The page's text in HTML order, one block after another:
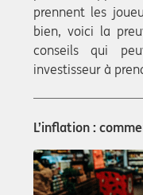
prennent les
bien, voici la
conseils qui
investisseur à
L’inflation :